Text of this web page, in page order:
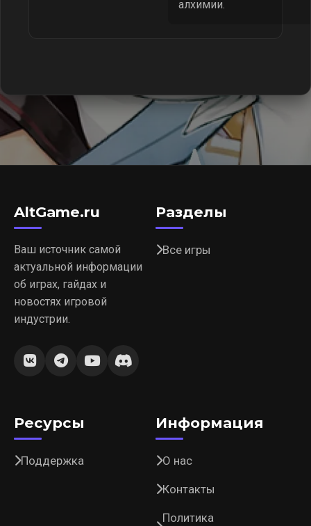
алхимии.
AltGame.ru
Ваш источник самой
актуальной информации
об играх, гайдах и
новостях игровой
индустрии.
Разделы
Все игры
Ресурсы
Поддержка
Информация
О нас
Контакты
Политика